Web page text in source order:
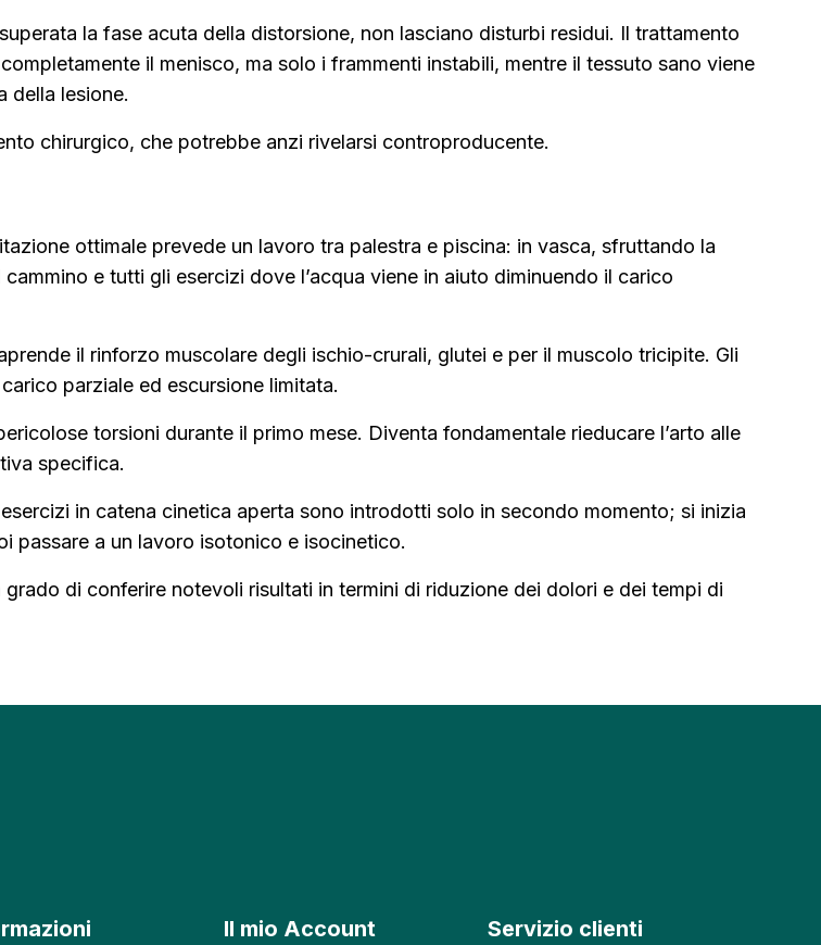
la fase acuta della distorsione, non lasciano disturbi residui. Il trattamento
il menisco, ma solo i frammenti instabili, mentre il tessuto sano viene
della lesione.
chirurgico, che potrebbe anzi rivelarsi controproducente.
ottimale prevede un lavoro tra palestra e piscina: in vasca, sfruttando la
e tutti gli esercizi dove l’acqua viene in aiuto diminuendo il carico
il rinforzo muscolare degli ischio-crurali, glutei e per il muscolo tricipite. Gli
parziale ed escursione limitata.
torsioni durante il primo mese. Diventa fondamentale rieducare l’arto alle
specifica.
in catena cinetica aperta sono introdotti solo in secondo momento; si inizia
passare a un lavoro isotonico e isocinetico.
di conferire notevoli risultati in termini di riduzione dei dolori e dei tempi di
Il mio Account Servizio clienti